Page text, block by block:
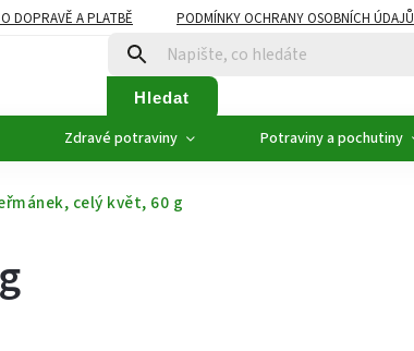
DOPRAVĚ A PLATBĚ PODMÍNKY OCHRANY OSOBNÍCH ÚDAJŮ
ZDRAVÉ POTRAVINY NOVINKY AKCE, SLEVY
Hledat
Zdravé potraviny Potraviny a pochutiny
celý květ, 60 g